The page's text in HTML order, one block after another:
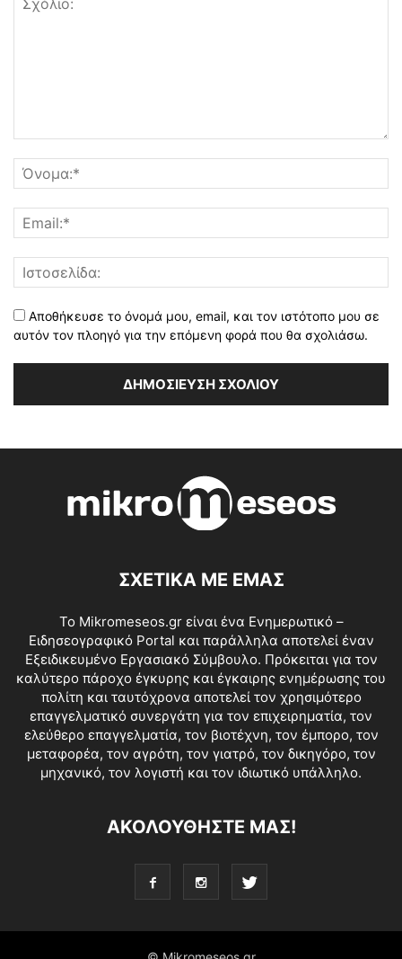
Αποθήκευσε το όνομά μου, email, και τον ιστότοπο μου σε
αυτόν τον πλοηγό για την επόμενη φορά που θα σχολιάσω.
ΣΧΕΤΙΚΑ ΜΕ ΕΜΑΣ
Το Mikromeseos.gr είναι ένα Ενημερωτικό –
Ειδησεογραφικό Portal και παράλληλα αποτελεί έναν
Εξειδικευμένο Εργασιακό Σύμβουλο. Πρόκειται για τον
καλύτερο πάροχο έγκυρης και έγκαιρης ενημέρωσης του
πολίτη και ταυτόχρονα αποτελεί τον χρησιμότερο
επαγγελματικό συνεργάτη για τον επιχειρηματία, τον
ελεύθερο επαγγελματία, τον βιοτέχνη, τον έμπορο, τον
μεταφορέα, τον αγρότη, τον γιατρό, τον δικηγόρο, τον
μηχανικό, τον λογιστή και τον ιδιωτικό υπάλληλο.
ΑΚΟΛΟΥΘΗΣΤΕ ΜΑΣ!